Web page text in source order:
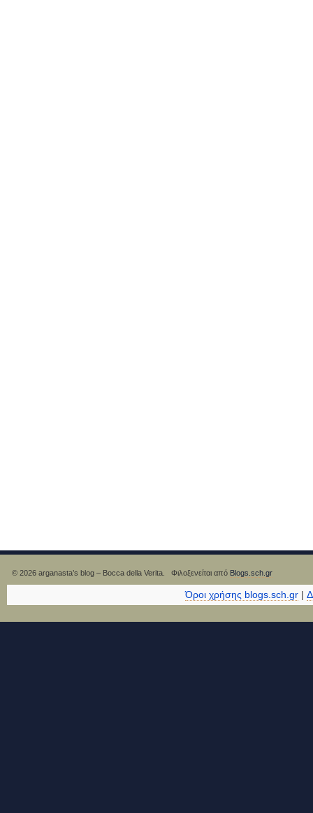
© 2026 arganasta’s blog – Bocca della Verita. Φιλοξενείται από Blogs.sch.gr
Όροι χρήσης blogs.sch.gr |